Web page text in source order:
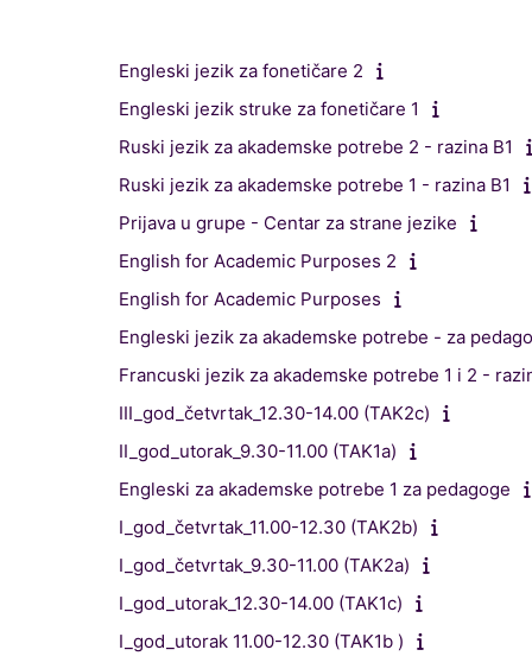
Engleski jezik za fonetičare 2
Engleski jezik struke za fonetičare 1
Ruski jezik za akademske potrebe 2 - razina B1
Ruski jezik za akademske potrebe 1 - razina B1
Prijava u grupe - Centar za strane jezike
English for Academic Purposes 2
English for Academic Purposes
Engleski jezik za akademske potrebe - za
Francuski jezik za akademske potrebe 1 i 2 -
III_god_četvrtak_12.30-14.00 (TAK2c)
II_god_utorak_9.30-11.00 (TAK1a)
Engleski za akademske potrebe 1 za pedagoge
I_god_četvrtak_11.00-12.30 (TAK2b)
I_god_četvrtak_9.30-11.00 (TAK2a)
I_god_utorak_12.30-14.00 (TAK1c)
I_god_utorak 11.00-12.30 (TAK1b )